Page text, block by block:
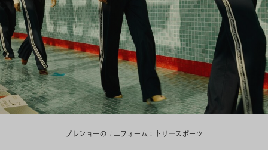
プレショーのユニフォーム：トリ―スポーツ